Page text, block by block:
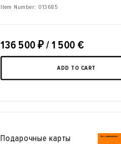
Item Number: 013685
136 500 ₽/ 1 500 €
ADD TO CART
Подарочные карты